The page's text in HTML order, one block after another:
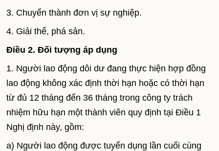
3. Chuyển thành đơn vị sự nghiệp.
4. Giải thể, phá sản.
Điều 2. Đối tượng áp dụng
1. Người lao động dôi dư đang thực hiện hợp đồng
lao động không xác định thời hạn hoặc có thời hạn
từ đủ 12 tháng đến 36 tháng trong công ty trách
nhiệm hữu hạn một thành viên quy định tại Điều 1
Nghị định này, gồm:
a) Người lao động được tuyển dụng lần cuối cùng